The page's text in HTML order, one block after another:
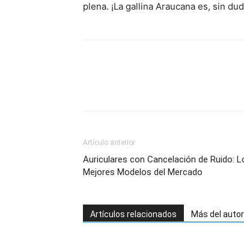
plena. ¡La gallina Araucana es, sin
Artículo anterior
Auriculares con Cancelación de Ruido:
Mejores Modelos del Mercado
Artículos relacionados Más del autor